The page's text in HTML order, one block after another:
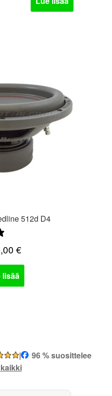
512d D4
€
lisää
|
96 % suosittelee